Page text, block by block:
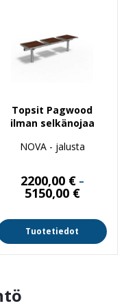
Topsit Pagwood
ilman selkänojaa
NOVA - jalusta
2200,00 € –
5150,00 €2200,00 €
5150,00 €
Tuotetiedot